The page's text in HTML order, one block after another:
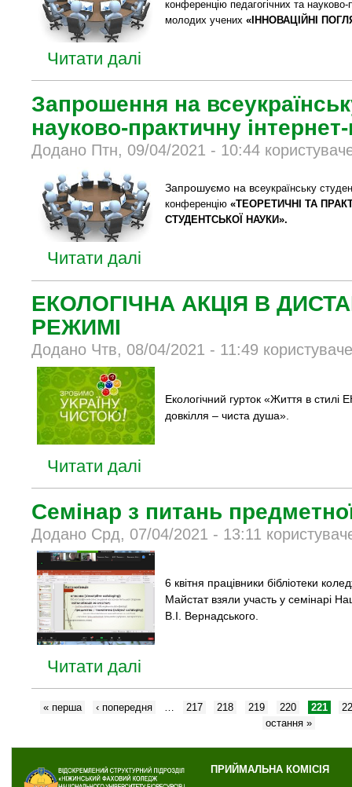
конференцію педагогічних та науково-
молодих учених «ІННОВАЦІЙНІ
Читати далі
Запрошення на
науково-практичну
Додано Птн, 09/04/2021 - 10:44
Запрошуємо на всеукраїнську
конференцію «ТЕОРЕТИЧНІ ТА
СТУДЕНТСЬКОЇ НАУКИ».
Читати далі
ЕКОЛОГІЧНА АКЦІЯ В
РЕЖИМІ
Додано Чтв, 08/04/2021 - 11:49
Екологічний гурток «Життя в стилі
довкілля – чиста душа».
Читати далі
Семінар з питань предметної
Додано Срд, 07/04/2021 - 13:11
6 квітня працівники бібліотеки
Майстат взяли участь у семінарі
В.І. Вернадського.
Читати далі
« перша ‹ попередня 217 218 219 220 221
остання »
ПРИЙМАЛЬНА КОМІСІЯ